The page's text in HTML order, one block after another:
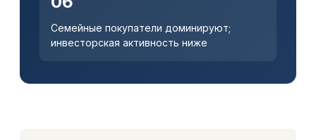
Семейные покупатели доминируют;
инвесторская активность ниже